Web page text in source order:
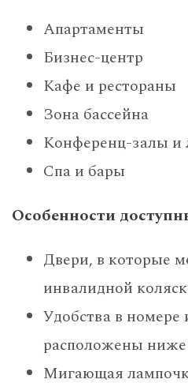
Апартаменты
Бизнес-центр
Кафе и рестораны
Зона бассейна
Конференц-залы и
Спа и бары
Особенности
Двери, в которые
инвалидной
Удобства в
расположены ниже
Мигающая